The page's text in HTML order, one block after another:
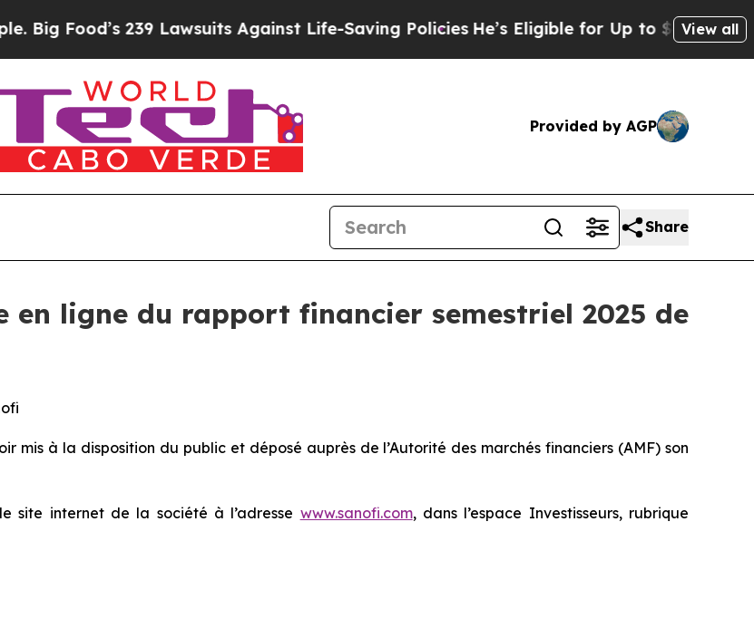
Food’s 239 Lawsuits Against Life-Saving PoliciesHe’s Eligible for Up to $480,000 After
View all
Provided by AGP
Share
en ligne du rapport financier semestriel 2025 de
mis à la disposition du public et déposé auprès de l’Autorité des marchés financiers (AMF) son
site internet de la société à l’adresse www.sanofi.com, dans l’espace Investisseurs, rubrique